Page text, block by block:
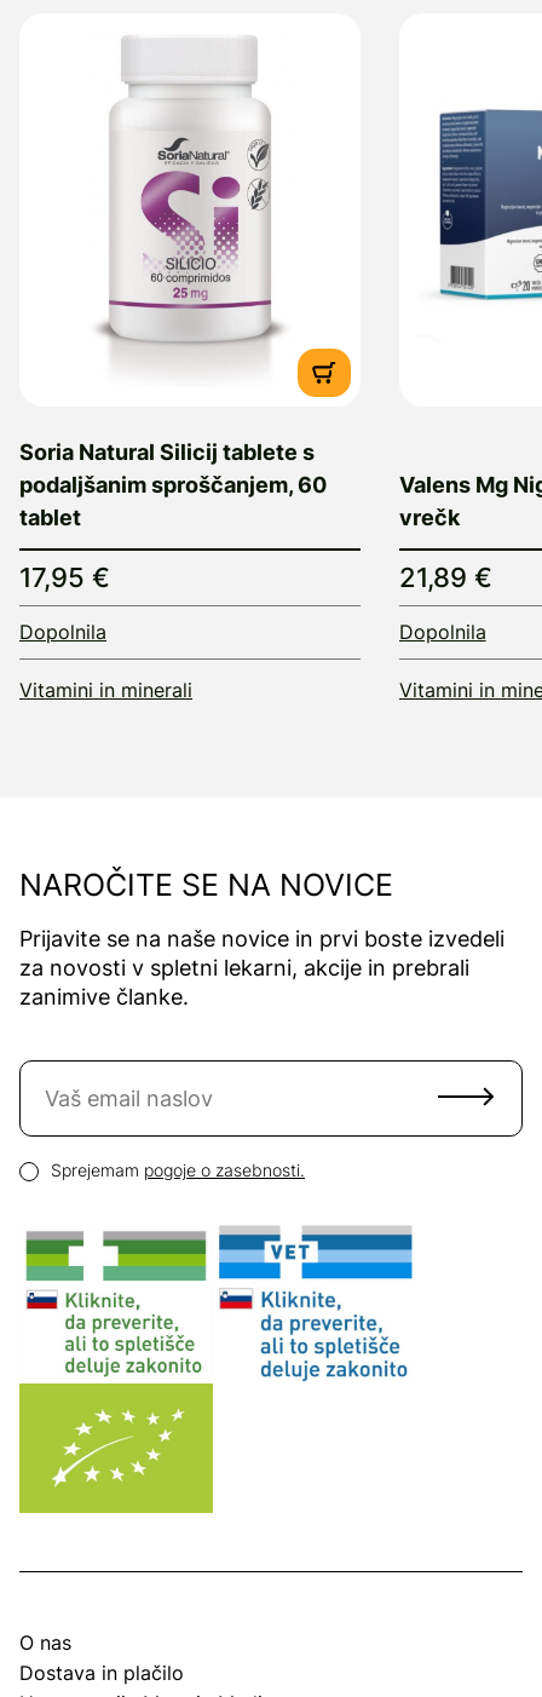
Soria Natural Silicij tablete s
podaljšanim sproščanjem, 60
tablet
17,95 €
Dopolnila
Vitamini in minerali
Valens Mg
vrečk
21,89 €
Dopolnila
Vitamini in
NAROČITE SE NA NOVICE
Prijavite se na naše novice in prvi boste izvedeli
za novosti v spletni lekarni, akcije in prebrali
zanimive članke.
Naročite se na novice
Pogoji zasebnosti
Sprejemam pogoje o zasebnosti.
O nas
Dostava in plačilo